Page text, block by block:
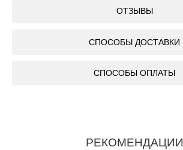
ОТЗЫВЫ
СПОСОБЫ ДОСТАВКИ
СПОСОБЫ ОПЛАТЫ
РЕКОМЕНДАЦИИ